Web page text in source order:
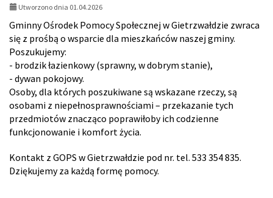
Utworzono dnia 01.04.2026
Gminny Ośrodek Pomocy Społecznej w Gietrzwałdzie zwraca
się z prośbą o wsparcie dla mieszkańców naszej gminy.
Poszukujemy:
- brodzik łazienkowy (sprawny, w dobrym stanie),
- dywan pokojowy.
Osoby, dla których poszukiwane są wskazane rzeczy, są
osobami z niepełnosprawnościami – przekazanie tych
przedmiotów znacząco poprawiłoby ich codzienne
funkcjonowanie i komfort życia.
Kontakt z GOPS w Gietrzwałdzie pod nr. tel. 533 354 835.
Dziękujemy za każdą formę pomocy.